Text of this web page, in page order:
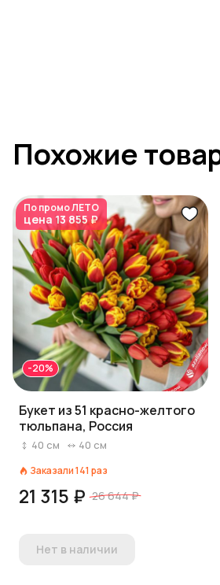
Похожие
По промоЛЕТО
цена 13 855 ₽
-20%
Букет из 51 красно-желтого
тюльпана, Россия
40 см 40 см
Заказали141 раз
21 315 ₽ 26 644 ₽
Нет в наличии